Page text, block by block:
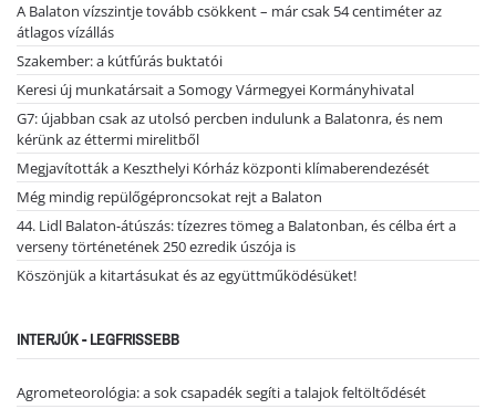
A Balaton vízszintje tovább csökkent – már csak 54 centiméter az
átlagos vízállás
Szakember: a kútfúrás buktatói
Keresi új munkatársait a Somogy Vármegyei Kormányhivatal
G7: újabban csak az utolsó percben indulunk a Balatonra, és nem
kérünk az éttermi mirelitből
Megjavították a Keszthelyi Kórház központi klímaberendezését
Még mindig repülőgéproncsokat rejt a Balaton
44. Lidl Balaton-átúszás: tízezres tömeg a Balatonban, és célba ért a
verseny történetének 250 ezredik úszója is
Köszönjük a kitartásukat és az együttműködésüket!
INTERJÚK - LEGFRISSEBB
Agrometeorológia: a sok csapadék segíti a talajok feltöltődését